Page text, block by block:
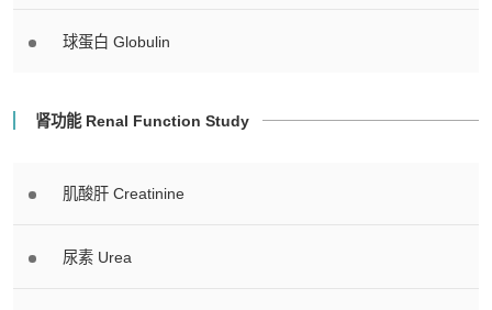
球蛋白 Globulin
肾功能 Renal Function Study
肌酸肝 Creatinine
尿素 Urea